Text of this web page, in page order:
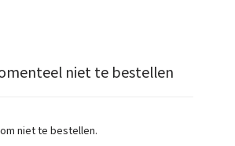
niet te bestellen
niet te bestellen.